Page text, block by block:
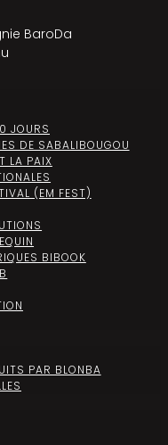
BaroDa
JOURS
DE SABALIBOUGOU
LA PAIX
(EM FEST)
BIBOOK
PAR BLONBA